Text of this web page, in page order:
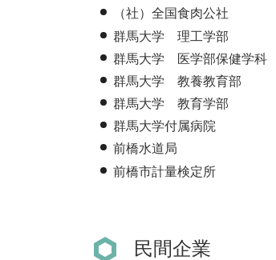
（社）全国食肉公社
群馬大学 理工学部
群馬大学 医学部保健学科
群馬大学 教養教育部
群馬大学 教育学部
群馬大学付属病院
前橋水道局
前橋市計量検定所
民間企業